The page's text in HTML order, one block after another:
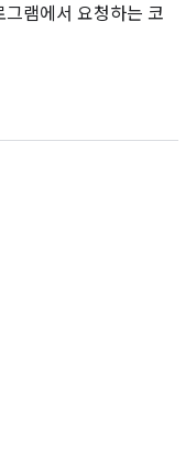
램에서 요청하는 코